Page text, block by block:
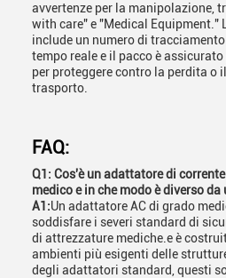
avvertenze per la manipolazione,
with care" e "Medical Equipment."
include un numero di
tempo reale e il pacco è
per proteggere contro la perdita o
trasporto.
FAQ:
Q1: Cos'è un adattatore di
medico e in che modo è diverso
A1:Un adattatore AC di grado
soddisfare i severi standard di
di attrezzature mediche.e è
ambienti più esigenti delle
degli adattatori standard, questi